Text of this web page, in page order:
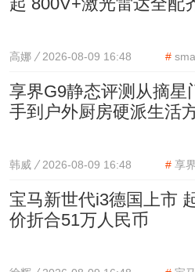
高娜 2026-08-09 16:48 #
享界G9静态评测从摘星
手到户外厨房硬派生活
韩威 2026-08-09 16:48 # 享
宝马新世代i3德国上市
价折合51万人民币